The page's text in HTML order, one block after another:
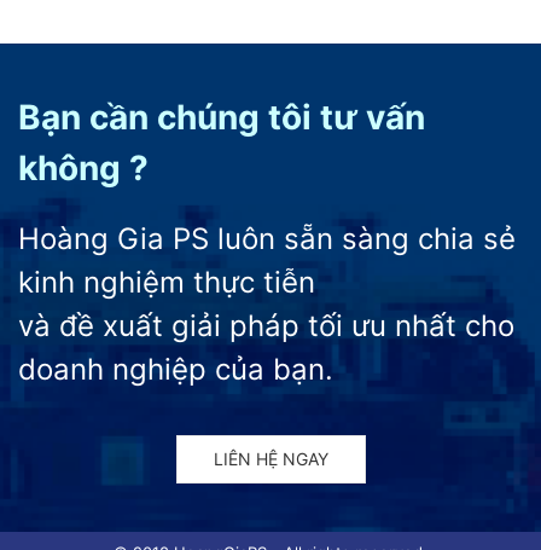
Bạn cần chúng tôi tư vấn
không ?
Hoàng Gia PS luôn sẵn sàng chia sẻ
kinh nghiệm thực tiễn
và đề xuất giải pháp tối ưu nhất cho
doanh nghiệp của bạn.
LIÊN HỆ NGAY